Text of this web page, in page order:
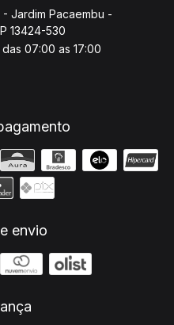
Jardim Pacaembu -
13424-530
07:00 as 17:00
envio